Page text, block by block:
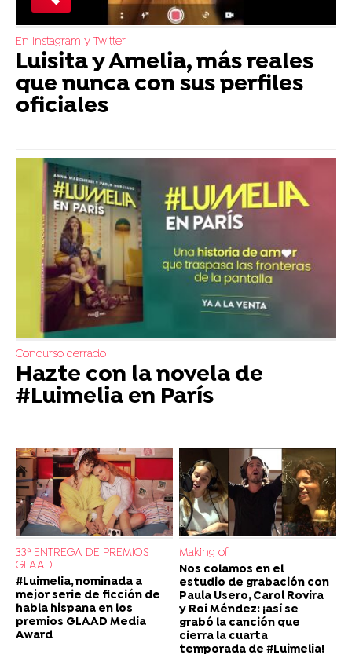
En Instagram y Twitter
Luisita y Amelia, más reales
que nunca con sus perfiles
oficiales
Concurso cerrado
Hazte con la novela de
#Luimelia en París
33ª ENTREGA DE PREMIOS
GLAAD
#Luimelia, nominada a
mejor serie de ficción de
habla hispana en los
premios GLAAD Media
Award
Making of
Nos colamos en el
estudio de grabación con
Paula Usero, Carol Rovira
y Roi Méndez: ¡así se
grabó la canción que
cierra la cuarta
temporada de #Luimelia!